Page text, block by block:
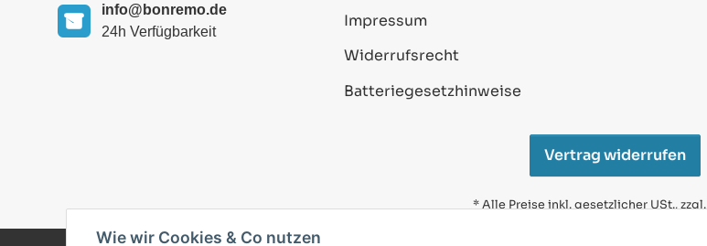
info@bonremo.de
24h Verfügbarkeit
Impressum
Widerrufsrecht
Batteriegesetzhinweise
Vertrag widerrufen
* Alle Preise inkl. gesetzlicher USt., zzgl.
Wie wir Cookies & Co nutzen